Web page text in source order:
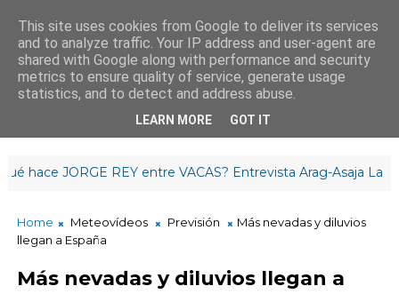
¡Buenos días!
10 15: 35
JORGE REY entre VACAS? Entrevista Arag-Asaja La Rioja
Home Meteovídeos Previsión
Más nevadas y diluvios
llegan a España
Más nevadas y diluvios llegan a
This site uses cookies from Google to deliver its services
and to analyze traffic. Your IP address and user-agent are
shared with Google along with performance and security
metrics to ensure quality of service, generate usage
statistics, and to detect and address abuse.
LEARN MORE GOT IT